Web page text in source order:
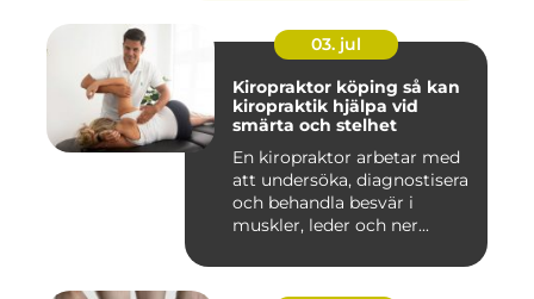
03. jul
Kiropraktor köping så kan
kiropraktik hjälpa vid
smärta och stelhet
En kiropraktor arbetar med
att undersöka, diagnostisera
och behandla besvär i
muskler, leder och ner...